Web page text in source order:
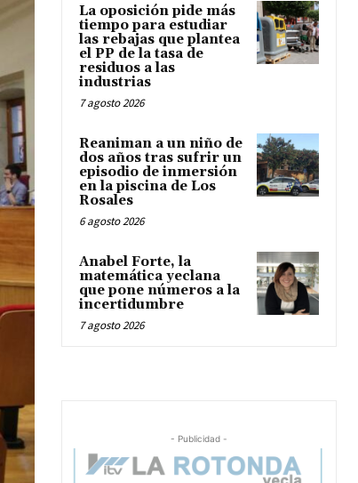
La oposición pide más
tiempo para estudiar
las rebajas que plantea
el PP de la tasa de
residuos a las
industrias
7 agosto 2026
Reaniman a un niño de
dos años tras sufrir un
episodio de inmersión
en la piscina de Los
Rosales
6 agosto 2026
Anabel Forte, la
matemática yeclana
que pone números a la
incertidumbre
7 agosto 2026
- Publicidad -